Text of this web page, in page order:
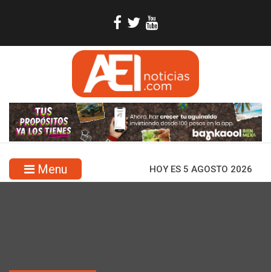
Menu HOY ES 5 AGOSTO 2026